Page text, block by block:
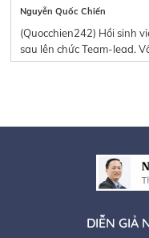
Nguyễn Quốc Chiến
(Quocchien242) Hồi sinh
sau lên chức Team-lead.
DIỄN GIẢ